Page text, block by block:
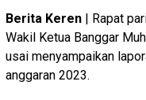
Berita Keren | Rapat
Wakil Ketua Banggar
usai menyampaikan
anggaran 2023.